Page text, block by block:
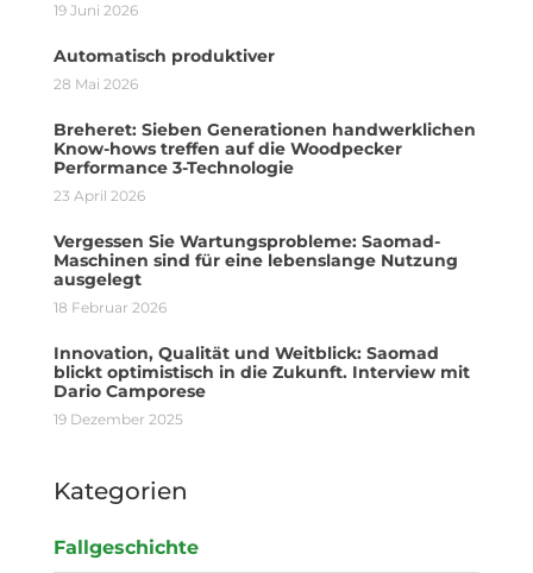
19 Juni 2026
Automatisch produktiver
28 Mai 2026
Breheret: Sieben Generationen handwerklichen
Know-hows treffen auf die Woodpecker
Performance 3-Technologie
23 April 2026
Vergessen Sie Wartungsprobleme: Saomad-
Maschinen sind für eine lebenslange Nutzung
ausgelegt
18 Februar 2026
Innovation, Qualität und Weitblick: Saomad
blickt optimistisch in die Zukunft. Interview mit
Dario Camporese
19 Dezember 2025
Kategorien
Fallgeschichte